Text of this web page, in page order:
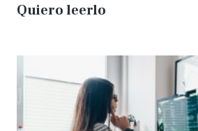
Quiero leerlo
imágenes
Windows
masivamente